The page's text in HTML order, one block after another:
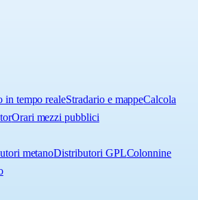
in tempo realeStradario e mappeCalcola
Orari mezzi pubblici
metanoDistributori GPLColonnine